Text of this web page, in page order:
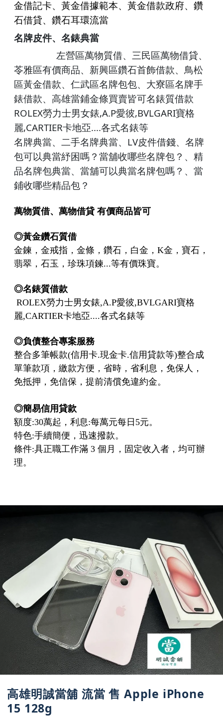
金借記卡、黃金借據範本、黃金借款政府、鑽
石借貸、鑽石耳環流當
名牌皮件、 名錶典當
左營 區萬物質借、 三民區萬物借貸、
苓雅區有價商品、 新興區鑽石首飾借款、 鳥松
區黃金借款、 仁武區名牌包包、大寮區名牌手
錶借款、高雄當鋪金條買賣皆可名錶質借款
ROLEX勞力士男女錶,A.P愛彼,BVLGARI寶格
麗,CARTIER卡地亞....各式名錶等
名牌典當、二手名牌典當、 LV皮件借錢、 名牌
包可以典當紓困嗎？當舖收哪些名牌包？ 、 精
品名牌包典當、 當舖可以典當名牌包嗎？ 、 當
鋪收哪些精品包？
萬物質借、萬物借貸 有價商品皆可
◎黃金鑽石質借
金鍊，金戒指，金條，鑽石，白金，K金，寶石，
翡翠，石玉，珍珠項鍊...等有價珠寶。
◎名錶質借款
ROLEX勞力士男女錶,A.P愛彼,BVLGARI寶格
麗,CARTIER卡地亞....各式名錶等
◎負債整合專案服務
整合多筆帳款(信用卡.現金卡.信用貸款等)整合成
單筆款項，繳款方便，省時，省利息，免保人，
免抵押，免信保，提前清償免違約金。
◎簡易信用貸款
額度:30萬起，利息:每萬元每日5元。
特色:手續簡便，迅速撥款。
條件:具正職工作滿 3 個月，固定收入者，均可辦
理。
高雄明誠當舖 流當 售 Apple iPhone
15 128g